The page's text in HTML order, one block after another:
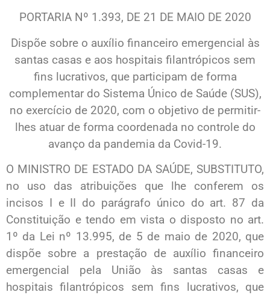
PORTARIA Nº 1.393, DE 21 DE MAIO DE 2020
Dispõe sobre o auxílio financeiro emergencial às
santas casas e aos hospitais filantrópicos sem
fins lucrativos, que participam de forma
complementar do Sistema Único de Saúde (SUS),
no exercício de 2020, com o objetivo de permitir-
lhes atuar de forma coordenada no controle do
avanço da pandemia da Covid-19.
O MINISTRO DE ESTADO DA SAÚDE, SUBSTITUTO,
no uso das atribuições que lhe conferem os
incisos I e II do parágrafo único do art. 87 da
Constituição e tendo em vista o disposto no art.
1º da Lei nº 13.995, de 5 de maio de 2020, que
dispõe sobre a prestação de auxílio financeiro
emergencial pela União às santas casas e
hospitais filantrópicos sem fins lucrativos, que